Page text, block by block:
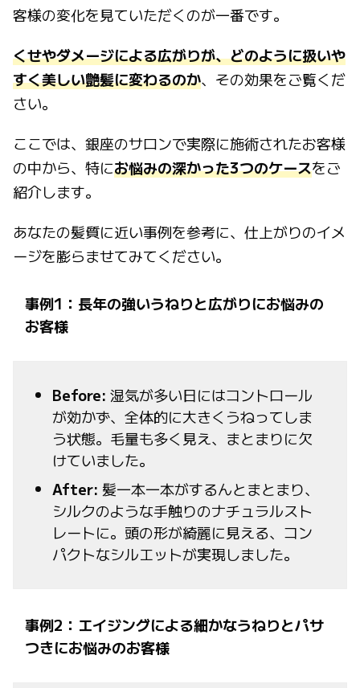
客様の変化を見ていただくのが一番です。
くせやダメージによる広がりが、どのように扱いや
すく美しい艶髪に変わるのか、その効果をご覧くだ
さい。
ここでは、銀座のサロンで実際に施術されたお客様
の中から、特にお悩みの深かった3つのケースをご
紹介します。
あなたの髪質に近い事例を参考に、仕上がりのイメ
ージを膨らませてみてください。
事例1：長年の強いうねりと広がりにお悩みの
お客様
Before: 湿気が多い日にはコントロール
が効かず、全体的に大きくうねってしま
う状態。毛量も多く見え、まとまりに欠
けていました。
After: 髪一本一本がするんとまとまり、
シルクのような手触りのナチュラルスト
レートに。頭の形が綺麗に見える、コン
パクトなシルエットが実現しました。
事例2：エイジングによる細かなうねりとパサ
つきにお悩みのお客様